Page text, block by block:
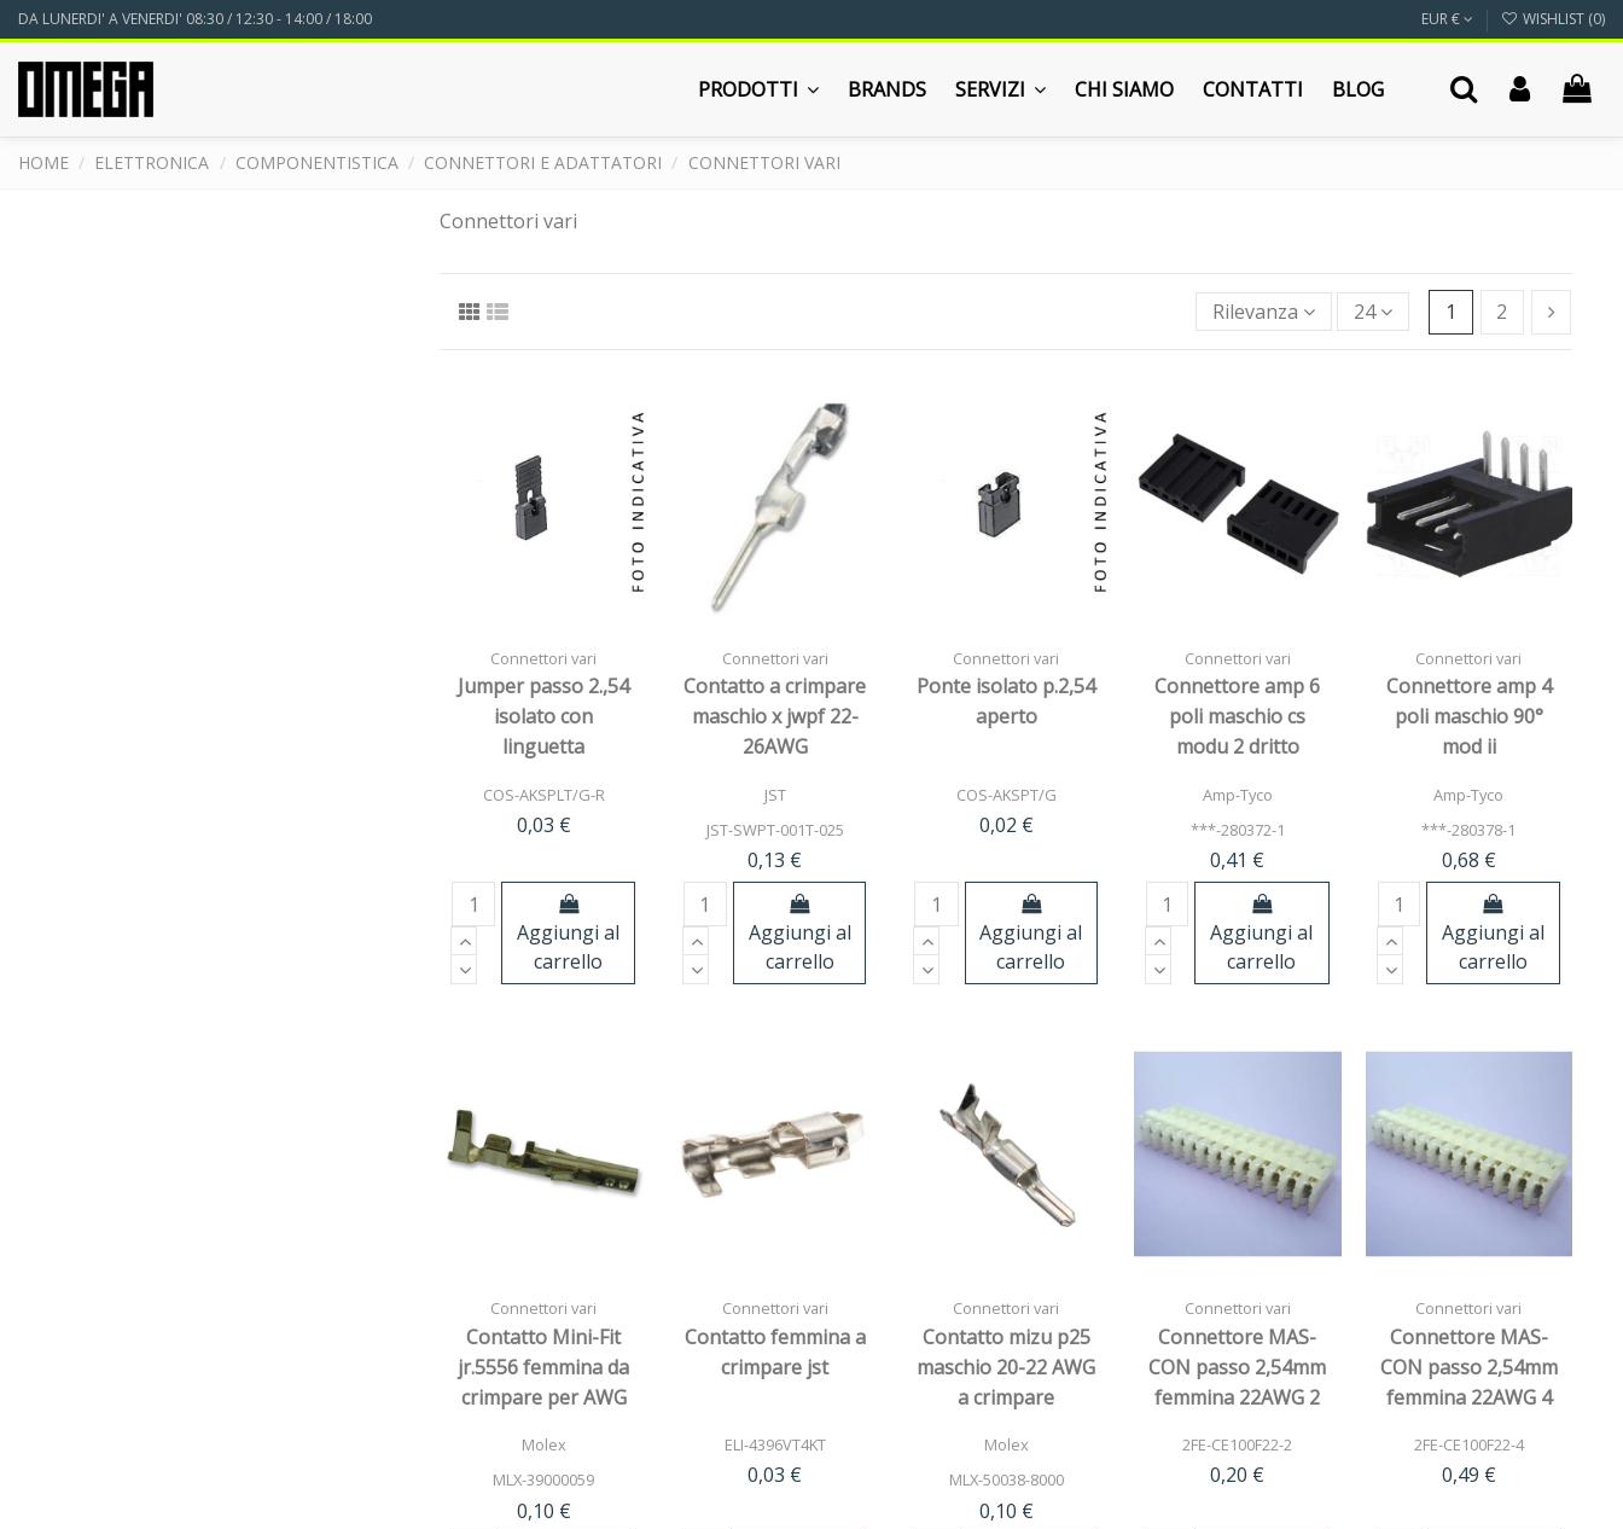
DA LUNERDI' A VENERDI' 08:30 / 12:30 - 14:00 / 18:00 EUR € WISHLIST (0)
PRODOTTI BRANDS SERVIZI CHI SIAMO CONTATTI BLOG
HOME ELETTRONICA COMPONENTISTICA CONNETTORI E ADATTATORI CONNETTORI VARI
Connettori vari
Rilevanza 24 1 2
Connettori vari
Jumper passo 2.,54
isolato con
linguetta
COS-AKSPLT/G-R
0,03 €
Aggiungi al
carrello
Connettori vari
Contatto a crimpare
maschio x jwpf 22-
26AWG
JST
JST-SWPT-001T-025
0,13 €
Aggiungi al
carrello
Connettori vari
Ponte isolato p.2,54
aperto
COS-AKSPT/G
0,02 €
Aggiungi al
carrello
Connettori vari
Connettore amp 6
poli maschio cs
modu 2 dritto
Amp-Tyco
***-280372-1
0,41 €
Aggiungi al
carrello
Connettori vari
Connettore amp 4
poli maschio 90°
mod ii
Amp-Tyco
***-280378-1
0,68 €
Aggiungi al
carrello
Connettori vari
Contatto Mini-Fit
jr.5556 femmina da
crimpare per AWG
Molex
MLX-39000059
0,10 €
Connettori vari
Contatto femmina a
crimpare jst
ELI-4396VT4KT
0,03 €
Connettori vari
Contatto mizu p25
maschio 20-22 AWG
a crimpare
Molex
MLX-50038-8000
0,10 €
Connettori vari
Connettore MAS-
CON passo 2,54mm
femmina 22AWG 2
2FE-CE100F22-2
0,20 €
Connettori vari
Connettore MAS-
CON passo 2,54mm
femmina 22AWG 4
2FE-CE100F22-4
0,49 €